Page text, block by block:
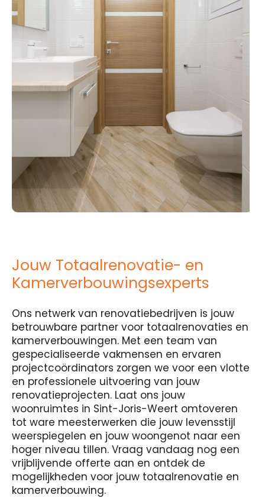
Jouw Totaalrenovatie- en
Kamerverbouwingsexperts
Ons netwerk van renovatiebedrijven is jouw
betrouwbare partner voor totaalrenovaties en
kamerverbouwingen. Met een team van
gespecialiseerde vakmensen en ervaren
projectcoördinators zorgen we voor een vlotte
en professionele uitvoering van jouw
renovatieprojecten. Laat ons jouw
woonruimtes in Sint-Joris-Weert omtoveren
tot ware meesterwerken die jouw levensstijl
weerspiegelen en jouw woongenot naar een
hoger niveau tillen. Vraag vandaag nog een
vrijblijvende offerte aan en ontdek de
mogelijkheden voor jouw totaalrenovatie en
kamerverbouwing.